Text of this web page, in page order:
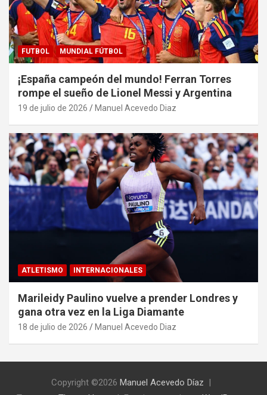
FUTBOL MUNDIAL FÚTBOL
¡España campeón del mundo! Ferran Torres
rompe el sueño de Lionel Messi y Argentina
19 de julio de 2026 Manuel Acevedo Diaz
ATLETISMO INTERNACIONALES
Marileidy Paulino vuelve a prender Londres y
gana otra vez en la Liga Diamante
18 de julio de 2026 Manuel Acevedo Diaz
Copyright ©2026 Manuel Acevedo Díaz